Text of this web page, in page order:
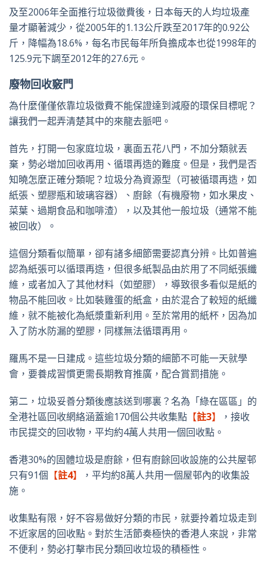
及至2006年全面推行垃圾徵費後，日本每天的人均垃圾產
量才顯著減少，從2005年的1.13公斤跌至2017年的0.92公
斤，降幅為18.6%，每名市民每年所負擔成本也從1998年的
125.9元下調至2012年的27.6元。
廢物回收竅門
為什麼僅僅依靠垃圾徵費不能保證達到減廢的環保目標呢？
讓我們一起弄清楚其中的來龍去脈吧。
首先，打開一包家庭垃圾，裏面五花八門，不加分類就丟
棄，勢必增加回收再用、循環再造的難度。但是，我們是否
知曉怎麼正確分類呢？垃圾分為資源型（可被循環再造，如
紙張、塑膠瓶和玻璃容器）、廚餘（有機廢物，如水果皮、
菜葉、過期食品和咖啡渣），以及其他一般垃圾（通常不能
被回收）。
這個分類看似簡單，卻有諸多細節需要認真分辨。比如普遍
認為紙張可以循環再造，但很多紙製品由於用了不同紙張纖
維，或者加入了其他材料（如塑膠），導致很多看似是紙的
物品不能回收。比如裝雞蛋的紙盒，由於混合了較短的紙纖
維，就不能被化為紙漿重新利用。至於常用的紙杯，因為加
入了防水防漏的塑膠，同樣無法循環再用。
羅馬不是一日建成。這些垃圾分類的細節不可能一天就學
會，要養成習慣更需長期教育推廣，配合賞罰措施。
第二，垃圾妥善分類後應該送到哪裏？名為「綠在區區」的
全港社區回收網絡涵蓋逾170個公共收集點 【註3】
，接收
市民提交的回收物，平均約4萬人共用一個回收點。
香港30%的固體垃圾是廚餘，但有廚餘回收設施的公共屋邨
只有91個 【註4】
，平均約8萬人共用一個屋邨內的收集設
施。
收集點有限，好不容易做好分類的市民，就要拎着垃圾走到
不近家居的回收點。對於生活節奏極快的香港人來說，非常
不便利，勢必打擊市民分類回收垃圾的積極性。